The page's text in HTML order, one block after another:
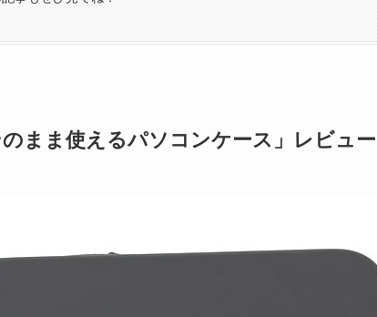
まま使えるパソコンケース」レビュー